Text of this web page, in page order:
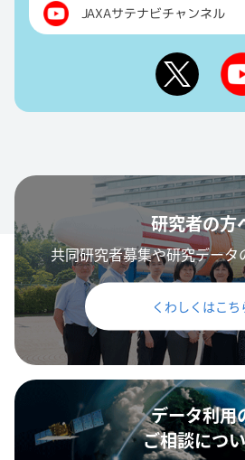
JAXAサテナビチャンネル
研究者の方
共同研究者募集や研究データ
くわしくはこち
データ利用
ご相談につ